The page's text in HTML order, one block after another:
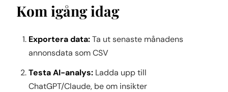
Kom igång idag
Exportera data:Ta ut senaste månadens
annonsdata som CSV
Testa AI-analys: Ladda upp till
ChatGPT/Claude, be om insikter